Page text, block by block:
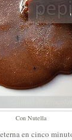
Con Nutella
en cinco